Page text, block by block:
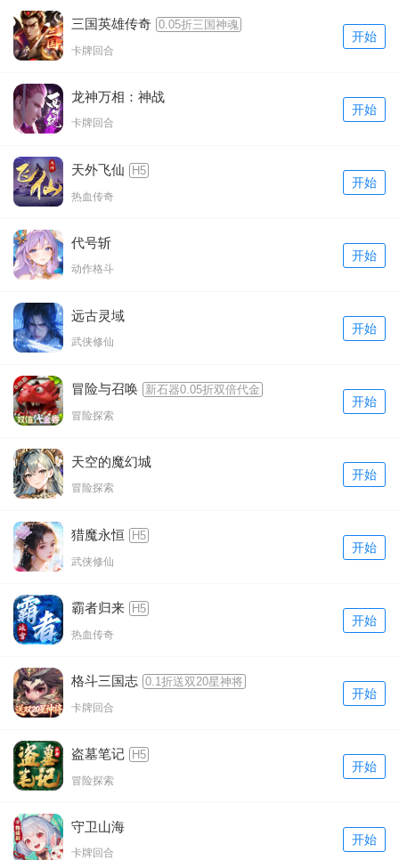
三国英雄传奇 0.05折三国神魂
卡牌回合
开始
龙神万相：神战
卡牌回合
开始
天外飞仙 H5
热血传奇
开始
代号斩
动作格斗
开始
远古灵域
武侠修仙
开始
冒险与召唤 新石器0.05折双倍代金
冒险探索
开始
天空的魔幻城
冒险探索
开始
猎魔永恒 H5
武侠修仙
开始
霸者归来 H5
热血传奇
开始
格斗三国志 0.1折送双20星神将
卡牌回合
开始
盗墓笔记 H5
冒险探索
开始
守卫山海
卡牌回合
开始